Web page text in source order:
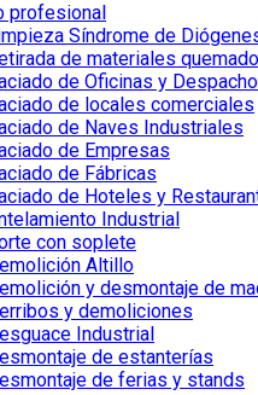
profesional
Síndrome de
de materiales
de Oficinas y
de locales comerciales
de Naves Industriales
de Empresas
de Fábricas
de Hoteles y
Industrial
con soplete
Altillo
y desmontaje de
y demoliciones
Industrial
de estanterías
de ferias y stands